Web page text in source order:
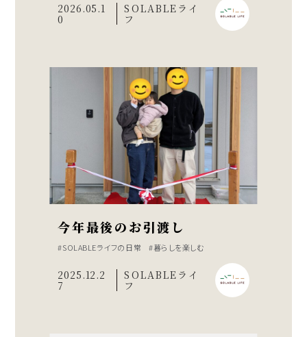
2026.05.1
0
SOLABLEライ
フ
今年最後のお引渡し
SOLABLEライフの日常 暮らしを楽しむ
2025.12.2
7
SOLABLEライ
フ